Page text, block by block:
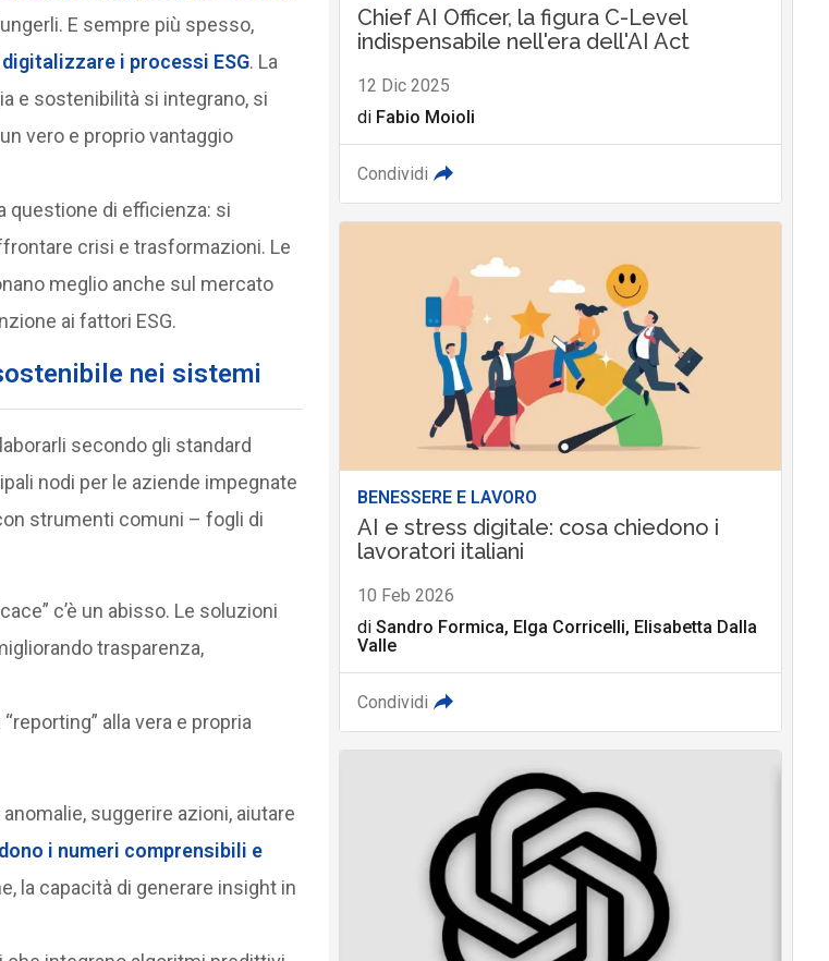
E sempre più spesso,
i processi ESG. La
e sostenibilità si integrano, si
vero e proprio vantaggio
questione di efficienza: si
crisi e trasformazioni. Le
meglio anche sul mercato
ai fattori ESG.
nei sistemi
secondo gli standard
nodi per le aziende impegnate
strumenti comuni – fogli di
c’è un abisso. Le soluzioni
trasparenza,
alla vera e propria
anomalie, suggerire azioni, aiutare
i numeri comprensibili e
la capacità di generare insight in
Chief AI Officer, la figura C-Level
indispensabile nell'era dell'AI Act
12 Dic 2025
di Fabio Moioli
Condividi
BENESSERE E LAVORO
AI e stress digitale: cosa chiedono i
lavoratori italiani
10 Feb 2026
di Sandro Formica, Elga Corricelli, Elisabetta Dalla
Valle
Condividi